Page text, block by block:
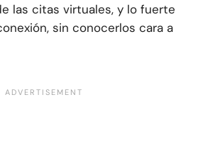
las citas virtuales, y lo fuerte
sin conocerlos cara a